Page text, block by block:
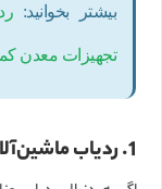
بیشتر بخوانید:
تجهیزات معدن
1. ردیاب ماشین‌آلات سنگین معدن